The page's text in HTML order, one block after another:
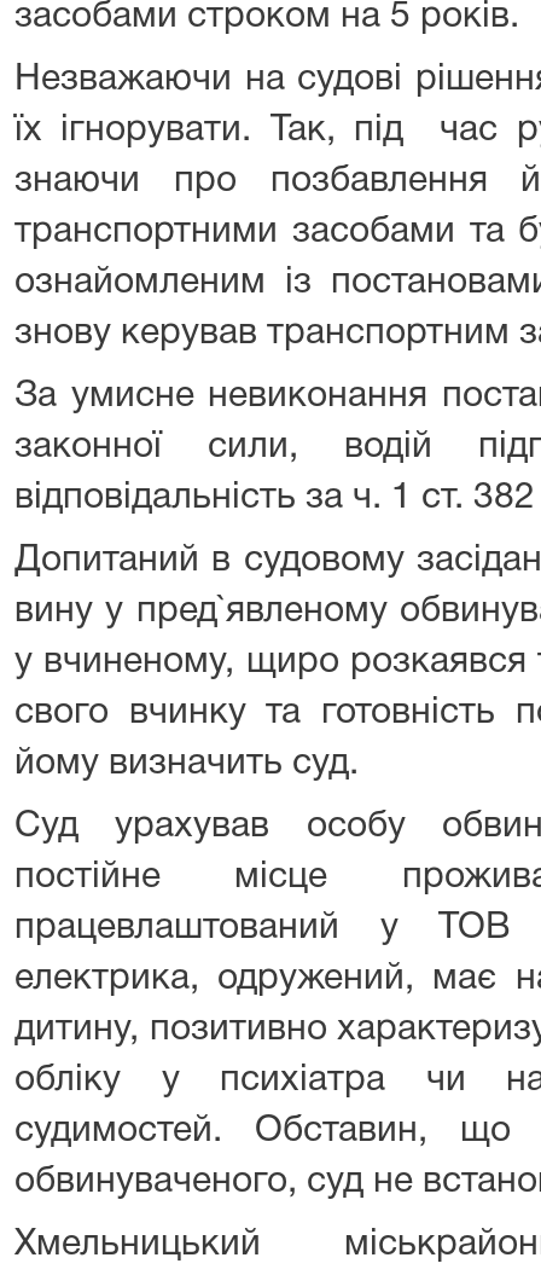
засобами строком на 5 років.
Незважаючи на судові
їх ігнорувати. Так, під час
знаючи про позбавлення
транспортними засобами та
ознайомленим із
знову керував транспортним
За умисне невиконання
законної сили, водій
відповідальність за ч. 1 ст.
Допитаний в судовому
вину у пред`явленому
у вчиненому, щиро
свого вчинку та готовність
йому визначить суд.
Суд урахував особу
постійне місце
працевлаштований у
електрика, одружений, має
дитину, позитивно
обліку у психіатра чи
судимостей. Обставин, що
обвинуваченого, суд не
Хмельницький